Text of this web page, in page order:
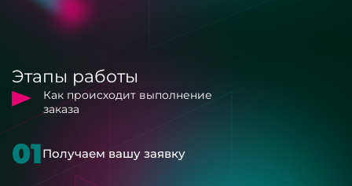
Этапы работы
Как происходит выполнение
заказа
01Получаем вашу заявку